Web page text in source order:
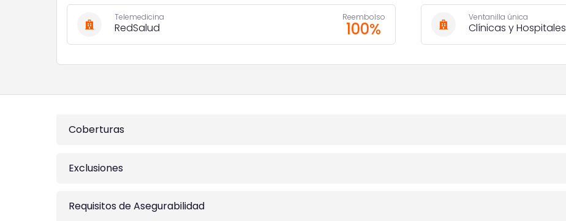
Telemedicina
RedSalud
Reembolso
100%
Ventanilla única
Clínicas y Hospitales
Coberturas
Exclusiones
Requisitos de Asegurabilidad